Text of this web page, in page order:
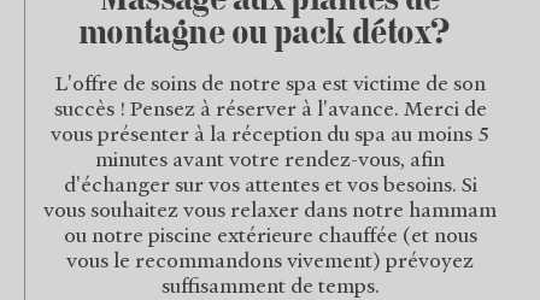
montagne ou pack détox?
L'offre de soins de notre spa est victime de son
succès ! Pensez à réserver à l'avance. Merci de
vous présenter à la réception du spa au moins 5
minutes avant votre rendez-vous, afin
d'échanger sur vos attentes et vos besoins. Si
vous souhaitez vous relaxer dans notre hammam
ou notre piscine extérieure chauffée (et nous
vous le recommandons vivement) prévoyez
suffisamment de temps.